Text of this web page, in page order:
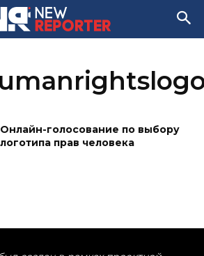
Онлайн-гол​осование по выбору
логотипа прав человека